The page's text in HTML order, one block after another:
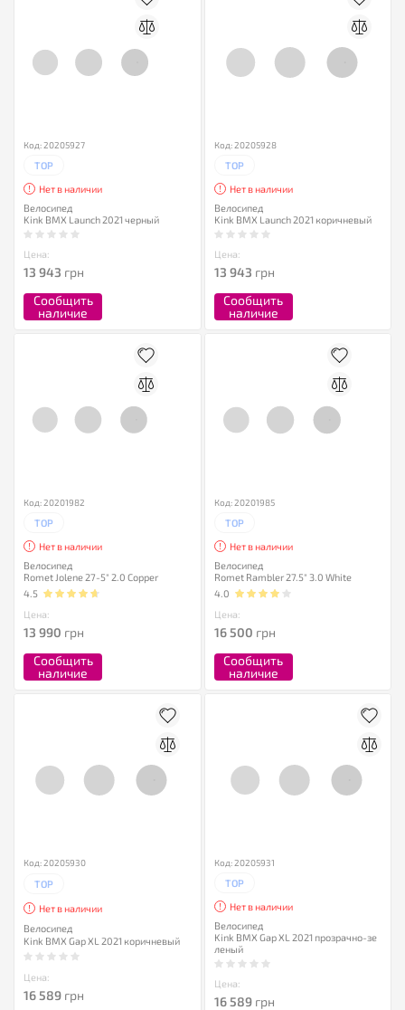
Код: 20205927
TOP
Нет в наличии
Велосипед
Kink BMX Launch 2021 черный
Цена:
13 943 грн
Сообщить
наличие
Код: 20205928
TOP
Нет в наличии
Велосипед
Kink BMX Launch 2021 коричневый
Цена:
13 943 грн
Сообщить
наличие
Код: 20201982
TOP
Нет в наличии
Велосипед
Romet Jolene 27-5" 2.0 Copper
4.5
Цена:
13 990 грн
Сообщить
наличие
Код: 20201985
TOP
Нет в наличии
Велосипед
Romet Rambler 27.5" 3.0 White
4.0
Цена:
16 500 грн
Сообщить
наличие
Код: 20205930
TOP
Нет в наличии
Велосипед
Kink BMX Gap XL 2021 коричневый
Цена:
16 589 грн
Код: 20205931
TOP
Нет в наличии
Велосипед
Kink BMX Gap XL 2021 прозрачно-зе
леный
Цена:
16 589грн